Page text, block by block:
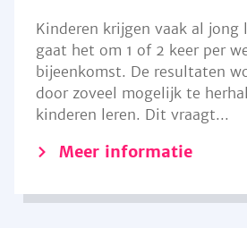
Kinderen krijgen vaak al jong
gaat het om 1 of 2 keer per
bijeenkomst. De resultaten
door zoveel mogelijk te
kinderen leren. Dit vraagt...
Meer informatie